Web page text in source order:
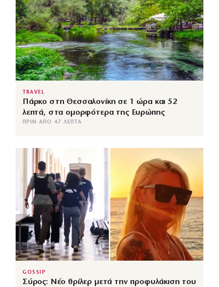
TRAVEL
Πάρκο στη Θεσσαλονίκη σε 1 ώρα και 52
λεπτά, στα ομορφότερα της Ευρώπης
ΠΡΙΝ ΑΠΌ 47 ΛΕΠΤΆ
GOSSIP
Σύρος: Νέο θρίλερ μετά την προφυλάκιση του